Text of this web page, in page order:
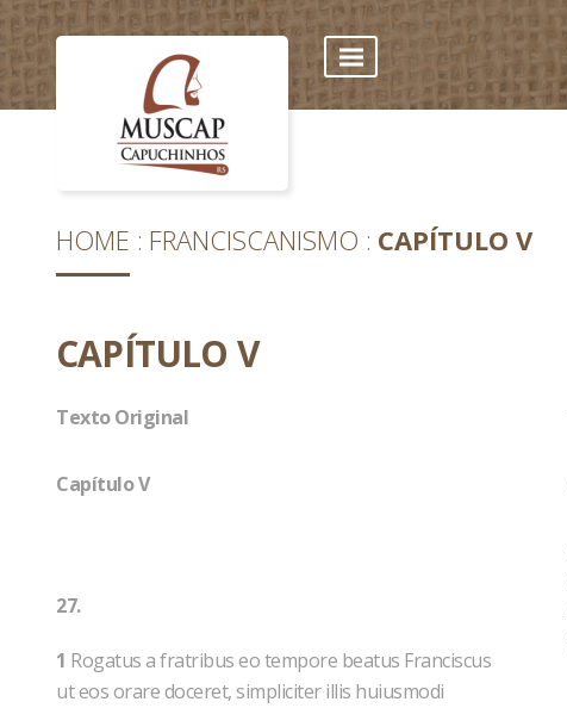
HOME FRANCISCANISMO CAPÍTULO V
CAPÍTULO V
Texto Original
Capítulo V
27.
1 Rogatus a fratribus eo tempore beatus Franciscus
ut eos orare doceret, simpliciter illis huiusmodi